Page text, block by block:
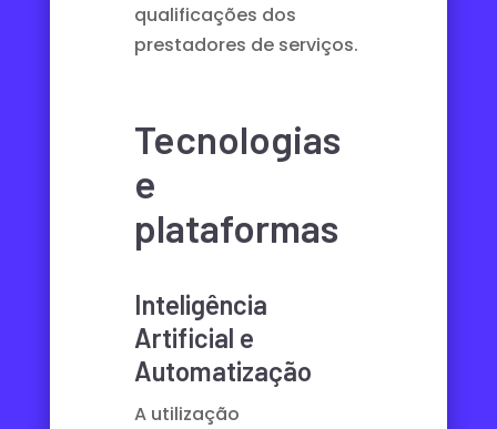
qualificações dos
prestadores de serviços.
Tecnologias
e
plataformas
Inteligência
Artificial e
Automatização
A utilização